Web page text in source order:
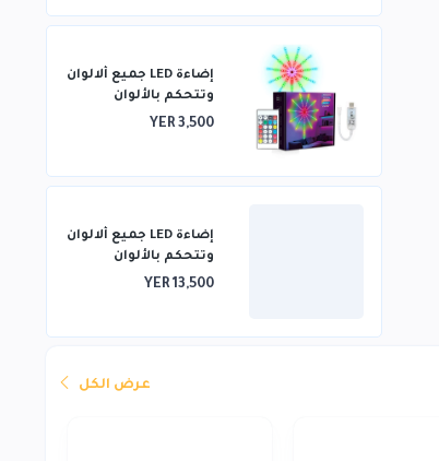
إضاءة LED جميع ألالوان
وتتحكم بالألوان
بالريموت
YER 3,500
إضاءة LED جميع ألالوان
وتتحكم بالألوان
بالريموت 3*3
YER 13,500
عرض الكل